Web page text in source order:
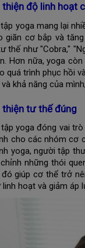
thiện độ linh hoạt
yoga mang lại
giãn cơ bắp và
thế như "Cobra,"
Hơn nữa, yoga
quá trình phục hồi
khả năng của
thiện tư thế đúng
yoga đóng vai
cho các nhóm cơ
yoga, người tập
những thói
đó giúp cơ thể trở
linh hoạt và giảm áp